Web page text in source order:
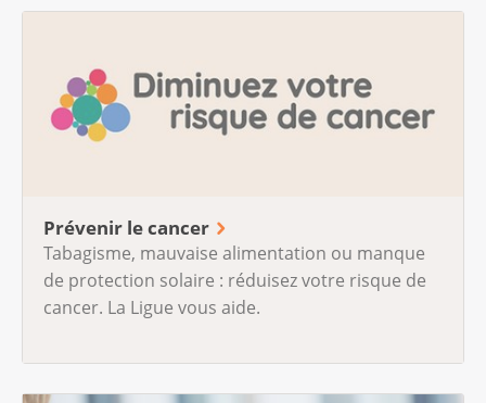
Prévenir le cancer
Tabagisme, mauvaise alimentation ou manque
de protection solaire : réduisez votre risque de
cancer. La Ligue vous aide.